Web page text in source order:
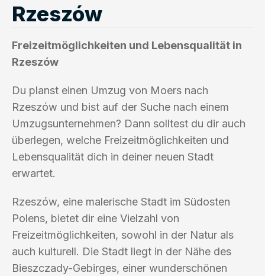
Rzeszów
Freizeitmöglichkeiten und Lebensqualität in
Rzeszów
Du planst einen Umzug von Moers nach
Rzeszów und bist auf der Suche nach einem
Umzugsunternehmen? Dann solltest du dir auch
überlegen, welche Freizeitmöglichkeiten und
Lebensqualität dich in deiner neuen Stadt
erwartet.
Rzeszów, eine malerische Stadt im Südosten
Polens, bietet dir eine Vielzahl von
Freizeitmöglichkeiten, sowohl in der Natur als
auch kulturell. Die Stadt liegt in der Nähe des
Bieszczady-Gebirges, einer wunderschönen